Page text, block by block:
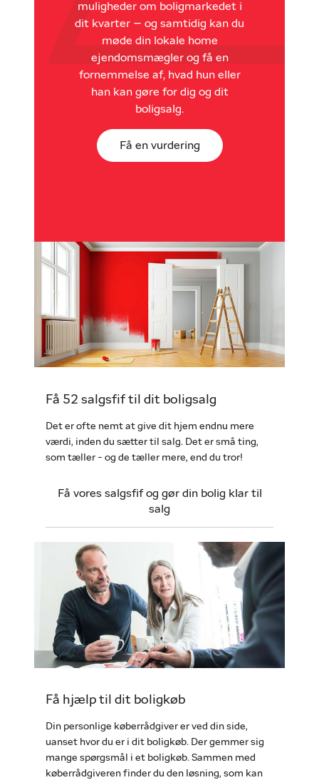
muligheder om boligmarkedet i
dit kvarter – og samtidig kan du
møde din lokale home
ejendomsmægler og få en
fornemmelse af, hvad hun eller
han kan gøre for dig og dit
boligsalg.
Få en vurdering
Få 52 salgsfif til dit boligsalg
Det er ofte nemt at give dit hjem endnu mere
værdi, inden du sætter til salg. Det er små ting,
som tæller - og de tæller mere, end du tror!
Få vores salgsfif og gør din bolig klar til
salg
Få hjælp til dit boligkøb
Din personlige køberrådgiver er ved din side,
uanset hvor du er i dit boligkøb. Der gemmer sig
mange spørgsmål i et boligkøb. Sammen med
køberrådgiveren finder du den løsning, som kan